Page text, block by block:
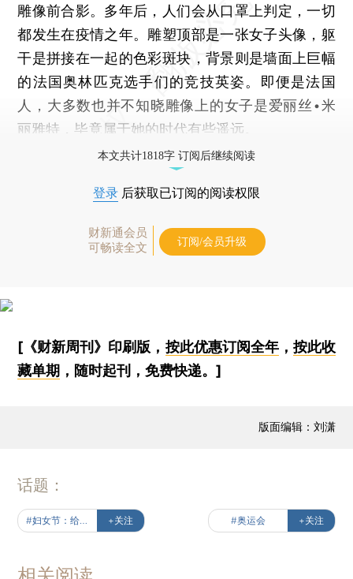
雕像前合影。多年后，人们会从口罩上判定，一切
都发生在疫情之年。雕塑顶部是一张女子头像，躯
干是拼接在一起的色彩斑块，背景则是墙面上巨幅
的法国奥林匹克选手们的竞技英姿。即便是法国
人，大多数也并不知晓雕像上的女子是爱丽丝•米
丽雅特，毕竟属于她的时代有些遥远。
本文共计1818字 订阅后继续阅读
登录 后获取已订阅的阅读权限
财新通会员
可畅读全文
订阅/会员升级
[《财新周刊》印刷版， 按此优惠订阅全年， 按此收
藏单期 ，随时起刊，免费快递。]
版面编辑：刘潇
话题：
+关注 #奥运会 +关注